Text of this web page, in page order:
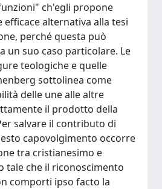
ch'egli propone
efficace alternativa alla tesi
perché questa può
un suo caso particolare. Le
teologiche e quelle
sottolinea come
delle une alle altre
il prodotto della
salvare il contributo di
capovolgimento occorre
tra cristianesimo e
tale che il riconoscimento
comporti ipso facto la